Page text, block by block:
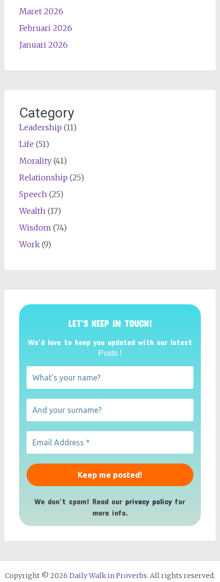
Maret 2026
Februari 2026
Januari 2026
Category
Leadership (11)
Life (51)
Morality(41)
Relationship (25)
Speech (25)
Wealth (17)
Wisdom (74)
Work(9)
LET’S KEEP IN TOUCH!
We’d love to keep you updated with our latest
Posts !
We don’t spam! Read our privacy policy for
more info.
Copyright © 2026 Daily Walk in Proverbs. All rights reserved.